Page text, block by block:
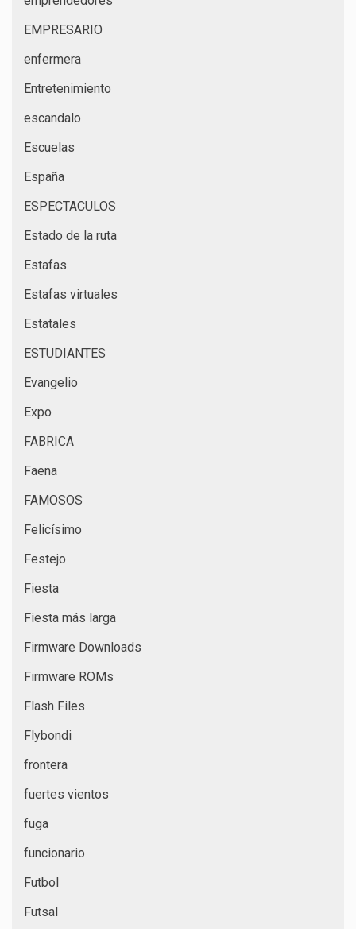
EMPRESARIO
enfermera
Entretenimiento
escandalo
Escuelas
España
ESPECTACULOS
Estado de la ruta
Estafas
Estafas virtuales
Estatales
ESTUDIANTES
Evangelio
Expo
FABRICA
Faena
FAMOSOS
Felicísimo
Festejo
Fiesta
Fiesta más larga
Firmware Downloads
Firmware ROMs
Flash Files
Flybondi
frontera
fuertes vientos
fuga
funcionario
Futbol
Futsal